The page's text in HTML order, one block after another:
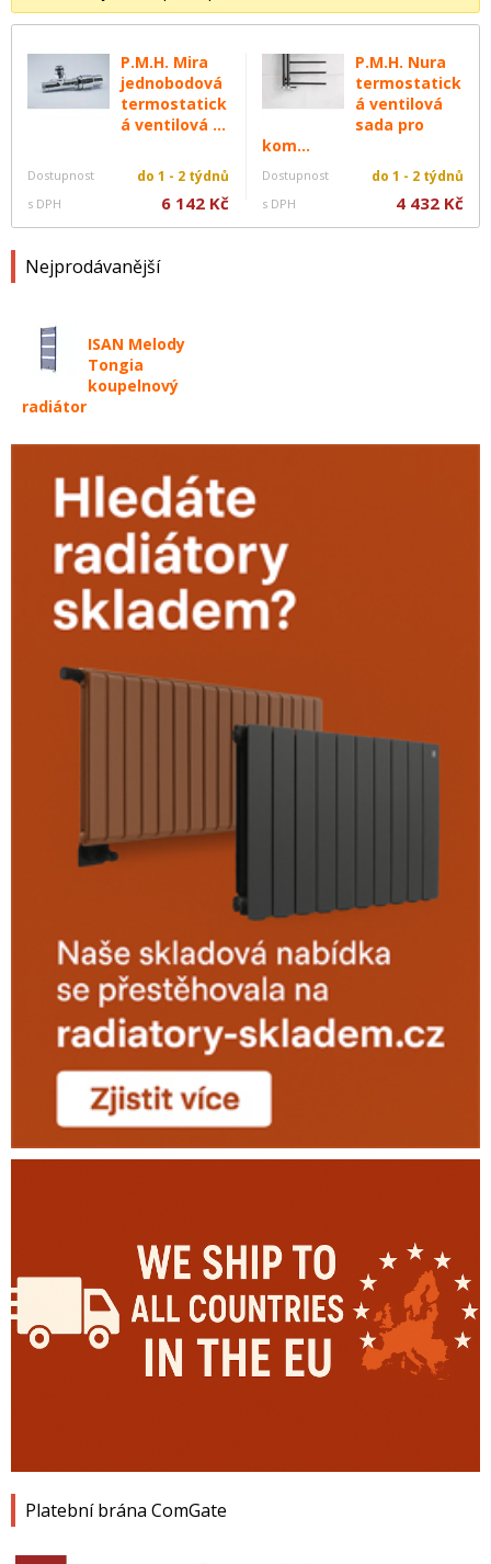
P.M.H. Mira
jednobodová
termostatick
á ventilová ...
Dostupnost do 1 - 2 týdnů
s DPH 6 142 Kč
P.M.H. Nura
termostatick
á ventilová
sada pro
kom...
Dostupnost do 1 - 2 týdnů
s DPH 4 432 Kč
Nejprodávanější
ISAN Melody
Tongia
koupelnový
radiátor
Platební brána ComGate